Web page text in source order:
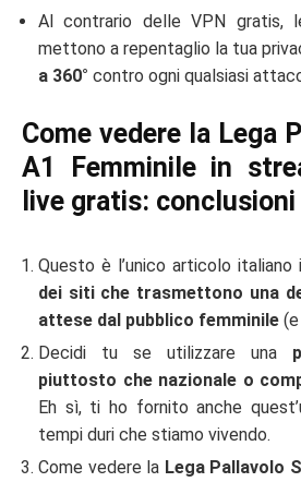
Al contrario delle VPN gratis,
mettono a repentaglio la tua
a 360° contro ogni qualsiasi
Come vedere la Lega
A1 Femminile in
live gratis: conclusioni
Questo è l’unico articolo
dei siti che trasmettono una
attese dal pubblico femminile
Decidi tu se utilizzare una
piuttosto che nazionale o
Eh sì, ti ho fornito anche
tempi duri che stiamo vivendo.
Come vedere la Lega Pallavolo